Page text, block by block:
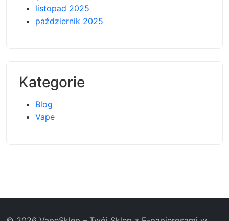
listopad 2025
październik 2025
Kategorie
Blog
Vape